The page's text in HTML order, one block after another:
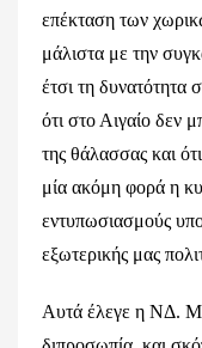
επέκταση των
μάλιστα με την
έτσι τη δυνατότητα
ότι στο Αιγαίο δεν
της θάλασσας και
μία ακόμη φορά η
εντυπωσιασμούς
εξωτερικής μας
Αυτά έλεγε η ΝΔ.